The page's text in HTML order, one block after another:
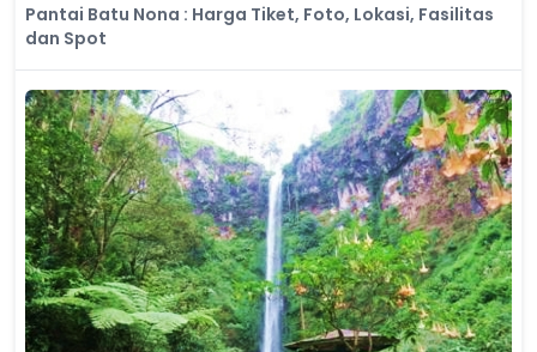
Pantai Batu Nona : Harga Tiket, Foto, Lokasi, Fasilitas
dan Spot